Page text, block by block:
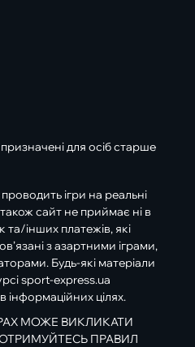
для осіб старше
ігри на реальні
сайт не приймає ні в
та/інших платежів, які
з азартними іграми,
Будь-які матеріали
sport-express.ua
інформаційних цілях.
МОЖЕ ВИКЛИКАТИ
ПРАВИЛ